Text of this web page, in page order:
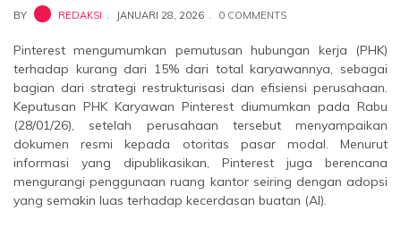
BY REDAKSI JANUARI 28, 2026 0 COMMENTS
Pinterest mengumumkan pemutusan hubungan kerja (PHK)
terhadap kurang dari 15% dari total karyawannya, sebagai
bagian dari strategi restrukturisasi dan efisiensi perusahaan.
Keputusan PHK Karyawan Pinterest diumumkan pada Rabu
(28/01/26), setelah perusahaan tersebut menyampaikan
dokumen resmi kepada otoritas pasar modal. Menurut
informasi yang dipublikasikan, Pinterest juga berencana
mengurangi penggunaan ruang kantor seiring dengan adopsi
yang semakin luas terhadap kecerdasan buatan (AI).